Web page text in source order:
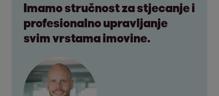
Imamo stručnost za stjecanje i
profesionalno upravljanje
svim vrstama imovine.